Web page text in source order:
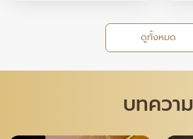
ดูทั้งหมด
บทความ